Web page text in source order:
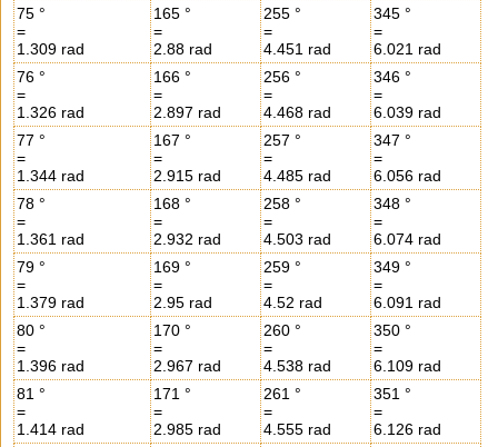
75 °
=
1.309 rad
165 °
=
2.88 rad
255 °
=
4.451 rad
345 °
=
6.021 rad
76 °
=
1.326 rad
166 °
=
2.897 rad
256 °
=
4.468 rad
346 °
=
6.039 rad
77 °
=
1.344 rad
167 °
=
2.915 rad
257 °
=
4.485 rad
347 °
=
6.056 rad
78 °
=
1.361 rad
168 °
=
2.932 rad
258 °
=
4.503 rad
348 °
=
6.074 rad
79 °
=
1.379 rad
169 °
=
2.95 rad
259 °
=
4.52 rad
349 °
=
6.091 rad
80 °
=
1.396 rad
170 °
=
2.967 rad
260 °
=
4.538 rad
350 °
=
6.109 rad
81 °
=
1.414 rad
171 °
=
2.985 rad
261 °
=
4.555 rad
351 °
=
6.126 rad